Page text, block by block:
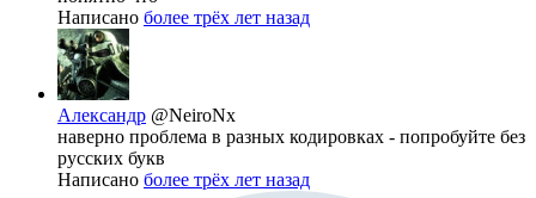
Написано более трёх лет назад
Александр @NeiroNx
наверно проблема в разных кодировках - попробуйте без
русских букв
Написано более трёх лет назад